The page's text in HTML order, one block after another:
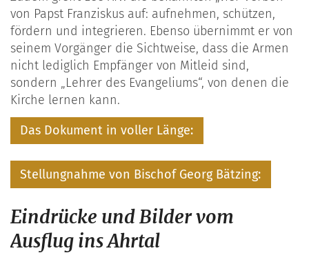
von Papst Franziskus auf: aufnehmen, schützen,
fördern und integrieren. Ebenso übernimmt er von
seinem Vorgänger die Sichtweise, dass die Armen
nicht lediglich Empfänger von Mitleid sind,
sondern „Lehrer des Evangeliums“, von denen die
Kirche lernen kann.
Das Dokument in voller Länge:
Stellungnahme von Bischof Georg Bätzing:
Eindrücke und Bilder vom
Ausflug ins Ahrtal